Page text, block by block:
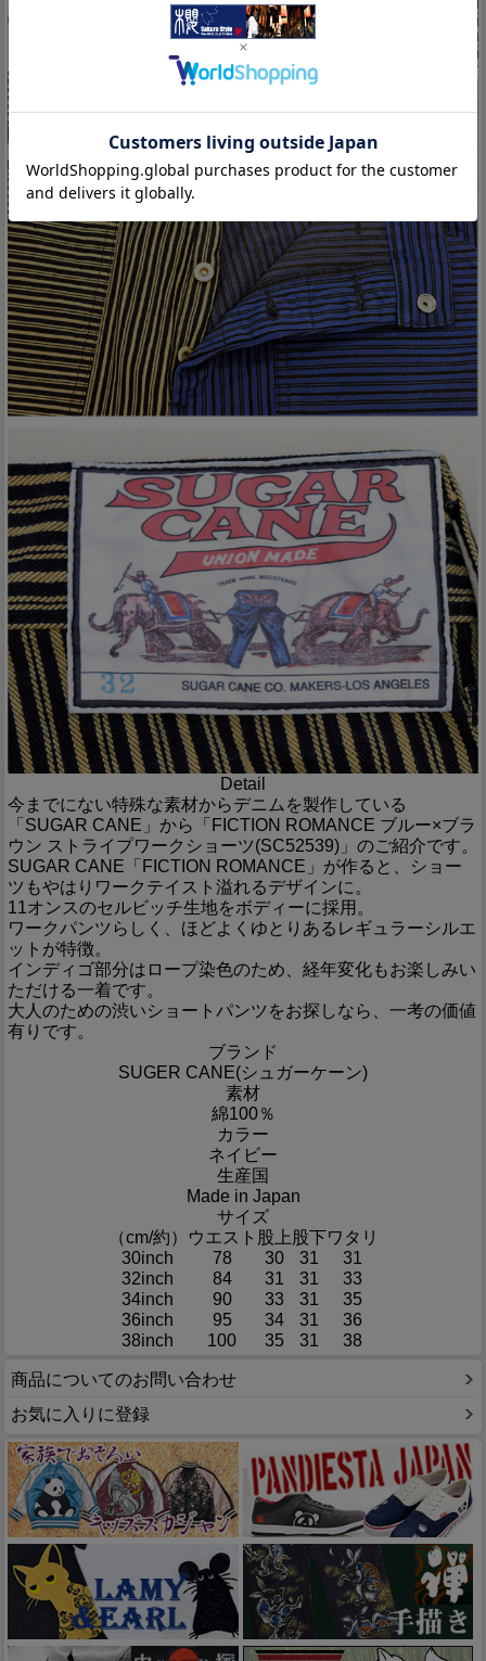
Detail
今までにない特殊な素材からデニムを製作している
「SUGAR CANE」から「FICTION ROMANCE ブルー×ブラ
ウン ストライプワークショーツ(SC52539)」のご紹介です。
SUGAR CANE「FICTION ROMANCE」が作ると、ショー
ツもやはりワークテイスト溢れるデザインに。
11オンスのセルビッチ生地をボディーに採用。
ワークパンツらしく、ほどよくゆとりあるレギュラーシルエ
ットが特徴。
インディゴ部分はロープ染色のため、経年変化もお楽しみい
ただける一着です。
大人のための渋いショートパンツをお探しなら、一考の価値
有りです。
ブランド
SUGER CANE(シュガーケーン)
素材
綿100％
カラー
ネイビー
生産国
Made in Japan
サイズ
（cm/約）
ウエスト 股上股下 ワタリ
30inch
78 30 31
31
32inch
84 31 31
33
34inch
90 33 31
35
36inch
95 34 31
36
38inch
100 35 31 38
商品についてのお問い合わせ
お気に入りに登録